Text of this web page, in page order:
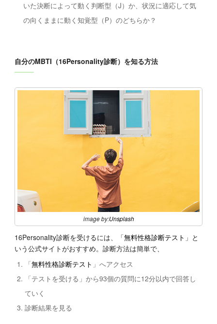
いた決断によって動く判断型（J）か、状況に適応して気
の向くままに動く知覚型（P）のどちらか？
自分のMBTI（16Personality診断）を知る方法
image by:Unsplash
16Personality診断を受けるには、「無料性格診断テスト 」と
いう公式サイトがおすすめ。診断方法は簡単で、
「無料性格診断テスト 」へアクセス
「テストを受ける」から93個の質問に12分以内で回答し
ていく
診断結果を見る